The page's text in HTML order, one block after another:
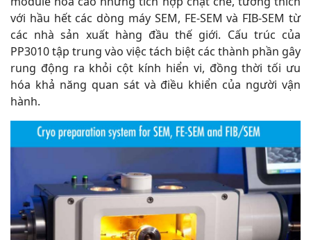
với hầu hết các dòng máy SEM, FE-SEM và FIB-SEM từ
các nhà sản xuất hàng đầu thế giới. Cấu trúc của
PP3010 tập trung vào việc tách biệt các thành phần gây
rung động ra khỏi cột kính hiển vi, đồng thời tối ưu
hóa khả năng quan sát và điều khiển của người vận
hành.